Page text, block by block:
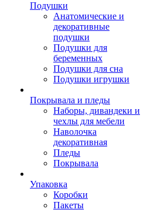
Подушки
Анатомические и
декоративные
подушки
Подушки для
беременных
Подушки для сна
Подушки игрушки
Покрывала и пледы
Наборы, дивандеки и
чехлы для мебели
Наволочка
декоративная
Пледы
Покрывала
Упаковка
Коробки
Пакеты